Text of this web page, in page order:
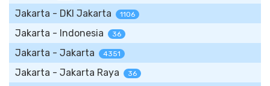
Jakarta - DKI Jakarta 1106
Jakarta - Indonesia 36
Jakarta - Jakarta 4351
Jakarta - Jakarta Raya 36